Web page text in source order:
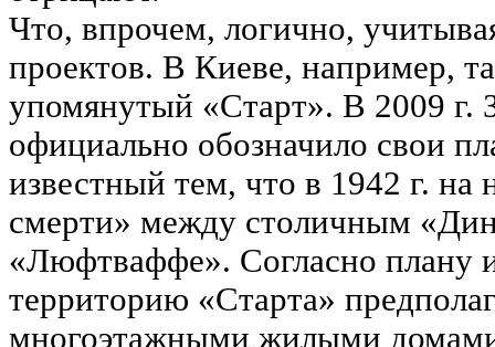
Что, впрочем, логично,
проектов. В Киеве, например,
упомянутый «Старт». В 2009 г.
официально обозначило свои
известный тем, что в 1942 г. на
смерти» между столичным
«Люфтваффе». Согласно плану
территорию «Старта»
многоэтажными жилыми